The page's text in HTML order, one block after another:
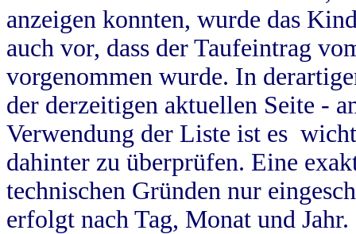
anzeigen konnten, wurde das
auch vor, dass der Taufeintrag
vorgenommen wurde. In
der derzeitigen aktuellen Seite -
Verwendung der Liste ist es
dahinter zu überprüfen. Eine
technischen Gründen nur
erfolgt nach Tag, Monat und Jahr.